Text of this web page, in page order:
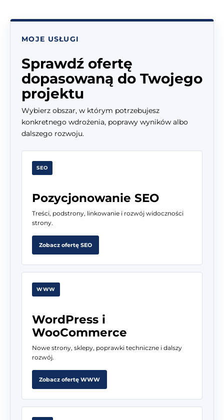
MOJE USŁUGI
Sprawdź ofertę
dopasowaną do Twojego
projektu
Wybierz obszar, w którym potrzebujesz
konkretnego wdrożenia, poprawy wyników albo
dalszego rozwoju.
SEO
Pozycjonowanie SEO
Treści, podstrony, linkowanie i rozwój widoczności
strony.
Zobacz ofertę SEO
WWW
WordPress i
WooCommerce
Nowe strony, sklepy, poprawki techniczne i dalszy
rozwój.
Zobacz ofertę WWW